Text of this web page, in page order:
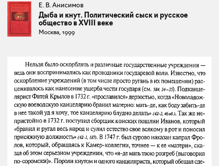
Е. В. Анисимов
Дыба и кнут. Политический сыск и русское
общество в XVIII веке
Москва, 1999